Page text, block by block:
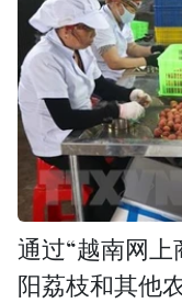
通过“越南网
阳荔枝和其他